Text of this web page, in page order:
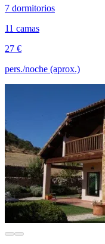
7 dormitorios
11 camas
27 €
pers./noche (aprox.)